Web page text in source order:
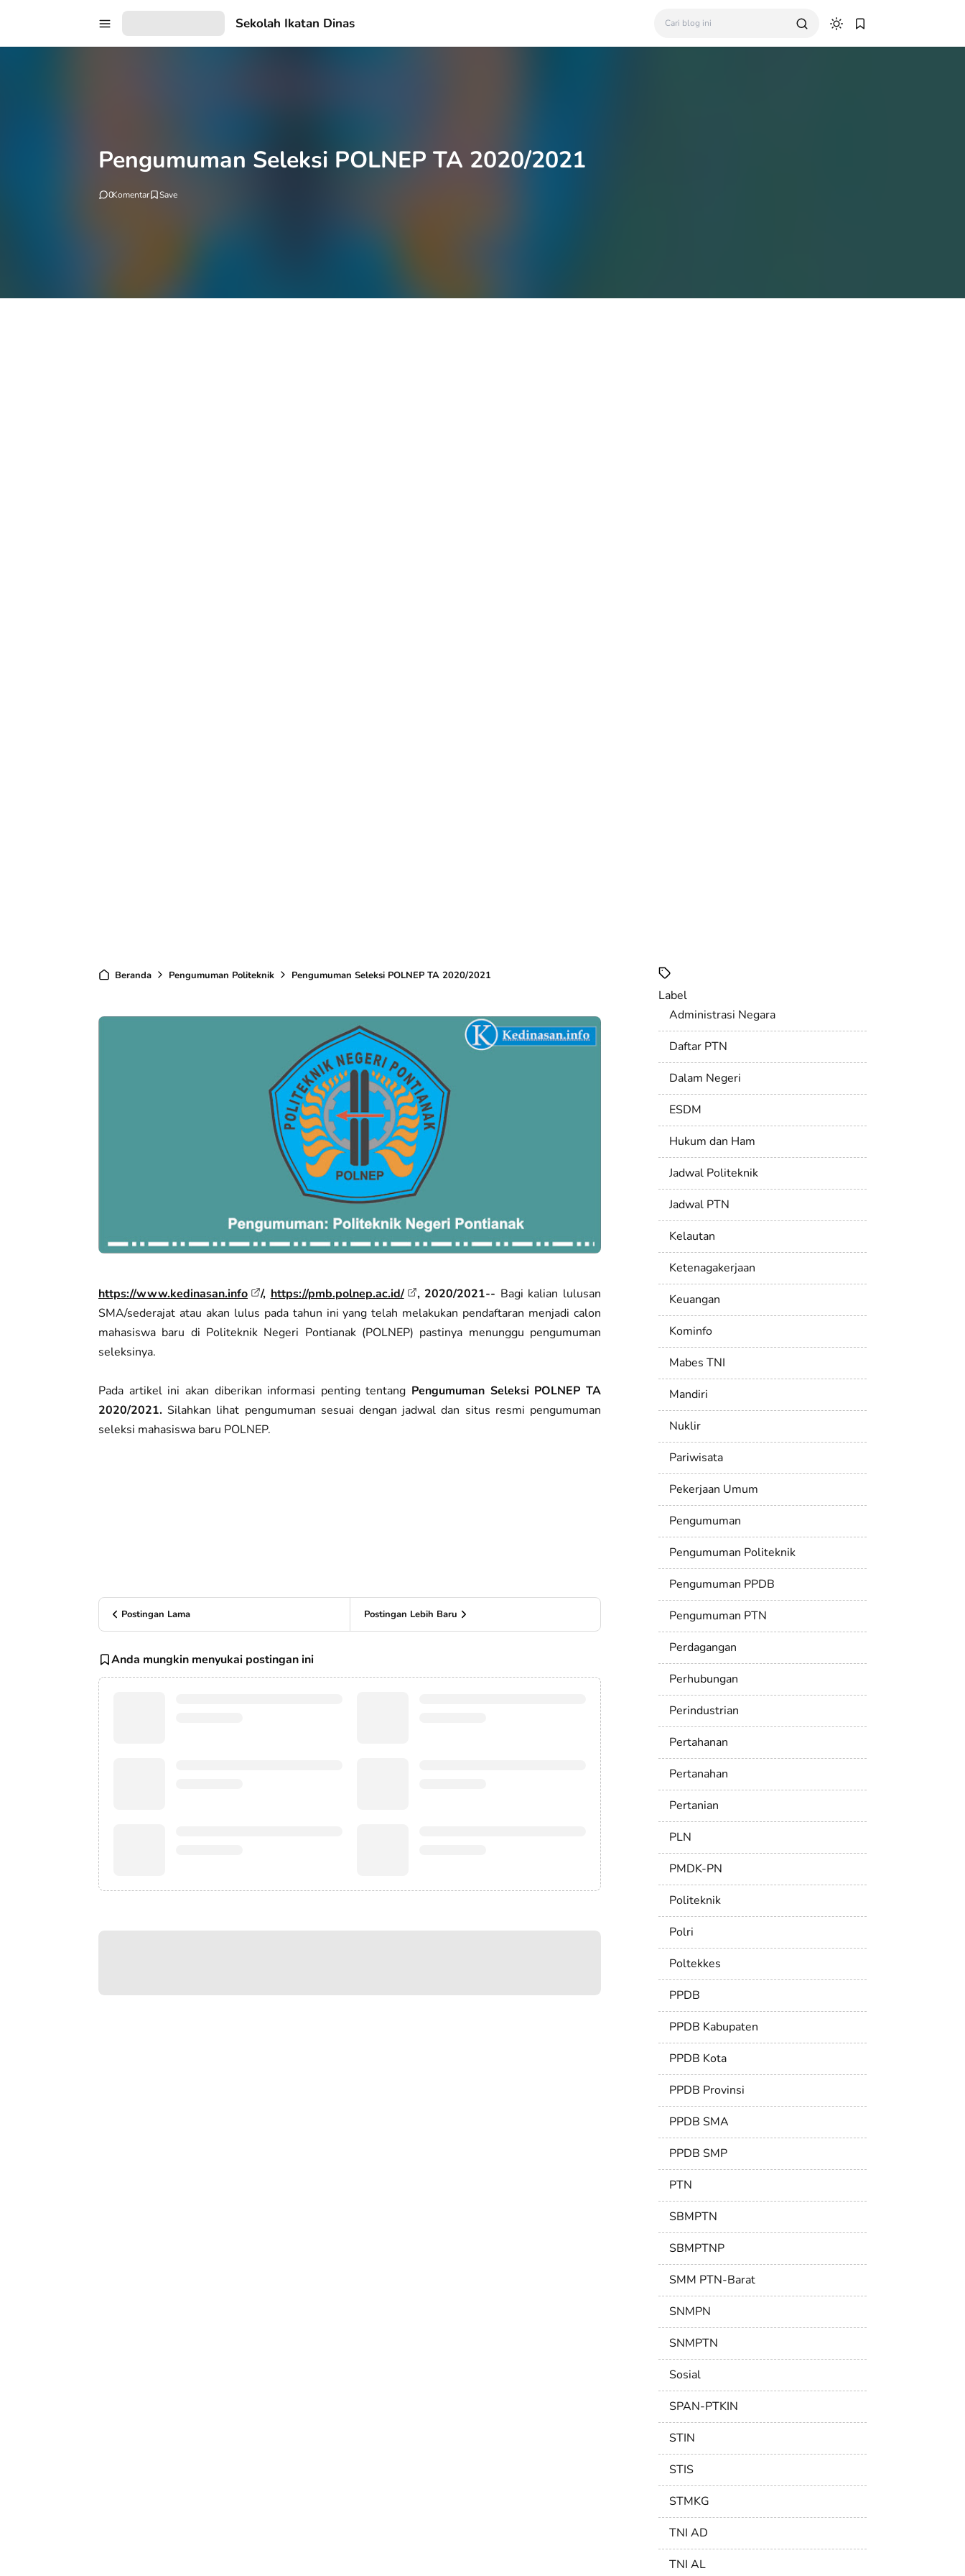
Sekolah Ikatan Dinas
Pengumuman Seleksi POLNEP TA 2020/2021
0Komentar
Beranda Pengumuman Politeknik Pengumuman Seleksi POLNEP TA 2020/2021
https://www.kedinasan.info /, https://pmb.polnep.ac.id/ , 2020/2021-- Bagi kalian lulusan
SMA/sederajat atau akan lulus pada tahun ini yang telah melakukan pendaftaran menjadi calon
mahasiswa baru di Politeknik Negeri Pontianak (POLNEP) pastinya menunggu pengumuman
seleksinya.
Pada artikel ini akan diberikan informasi penting tentang Pengumuman Seleksi POLNEP TA
2020/2021. Silahkan lihat pengumuman sesuai dengan jadwal dan situs resmi pengumuman
seleksi mahasiswa baru POLNEP.
Postingan Lama Postingan Lebih Baru
Anda mungkin menyukai postingan ini
Label
Administrasi Negara
Daftar PTN
Dalam Negeri
ESDM
Hukum dan Ham
Jadwal Politeknik
Jadwal PTN
Kelautan
Ketenagakerjaan
Keuangan
Kominfo
Mabes TNI
Mandiri
Nuklir
Pariwisata
Pekerjaan Umum
Pengumuman
Pengumuman Politeknik
Pengumuman PPDB
Pengumuman PTN
Perdagangan
Perhubungan
Perindustrian
Pertahanan
Pertanahan
Pertanian
PLN
PMDK-PN
Politeknik
Polri
Poltekkes
PPDB
PPDB Kabupaten
PPDB Kota
PPDB Provinsi
PPDB SMA
PPDB SMP
PTN
SBMPTN
SBMPTNP
SMM PTN-Barat
SNMPN
SNMPTN
Sosial
SPAN-PTKIN
STIN
STIS
STMKG
TNI AD
TNI AL